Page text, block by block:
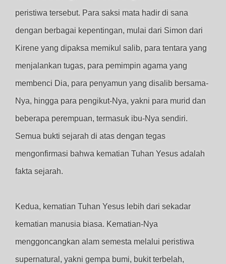
peristiwa tersebut. Para saksi mata hadir di sana
dengan berbagai kepentingan, mulai dari Simon dari
Kirene yang dipaksa memikul salib, para tentara yang
menjalankan tugas, para pemimpin agama yang
membenci Dia, para penyamun yang disalib bersama-
Nya, hingga para pengikut-Nya, yakni para murid dan
beberapa perempuan, termasuk ibu-Nya sendiri.
Semua bukti sejarah di atas dengan tegas
mengonfirmasi bahwa kematian Tuhan Yesus adalah
fakta sejarah.
Kedua, kematian Tuhan Yesus lebih dari sekadar
kematian manusia biasa. Kematian-Nya
menggoncangkan alam semesta melalui peristiwa
supernatural, yakni gempa bumi, bukit terbelah,